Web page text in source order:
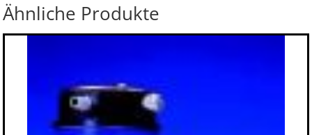
Ähnliche Produkte